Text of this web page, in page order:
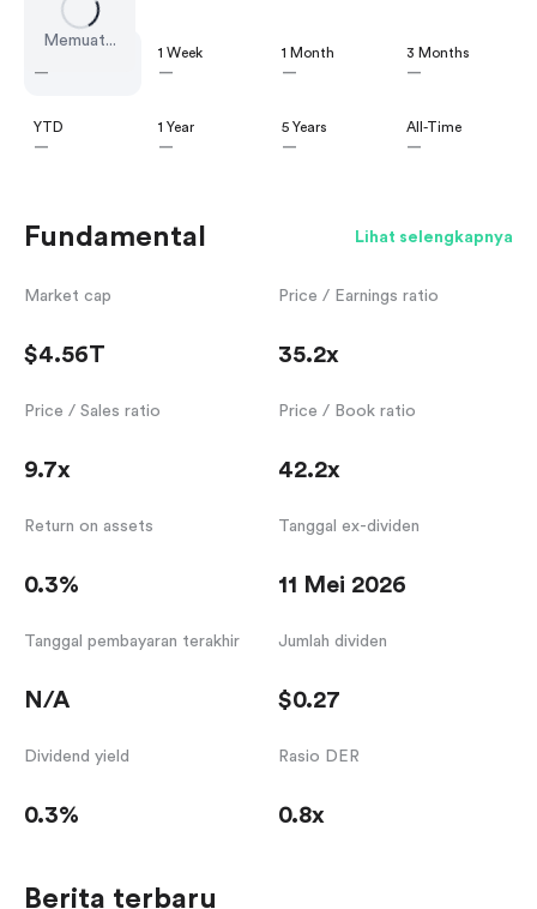
Memuat...
—
1 Week
—
1 Month
—
3 Months
—
YTD
—
1 Year
—
5 Years
—
All-Time
—
Fundamental Lihat selengkapnya
Market cap
$4.56T
Price / Earnings ratio
35.2x
Price / Sales ratio
9.7x
Price / Book ratio
42.2x
Return on assets
0.3%
Tanggal ex-dividen
11 Mei 2026
Tanggal pembayaran terakhir
N/A
Jumlah dividen
$0.27
Dividend yield
0.3%
Rasio DER
0.8x
Berita terbaru